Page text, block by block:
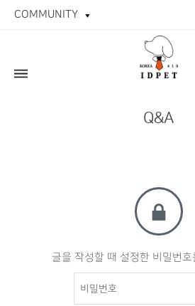
COMMUNITY
Q&A
글을 작성할 때 설정한 비밀번